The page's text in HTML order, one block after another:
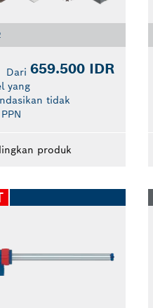
Dari 659.500 IDR
yang
tidak
produk